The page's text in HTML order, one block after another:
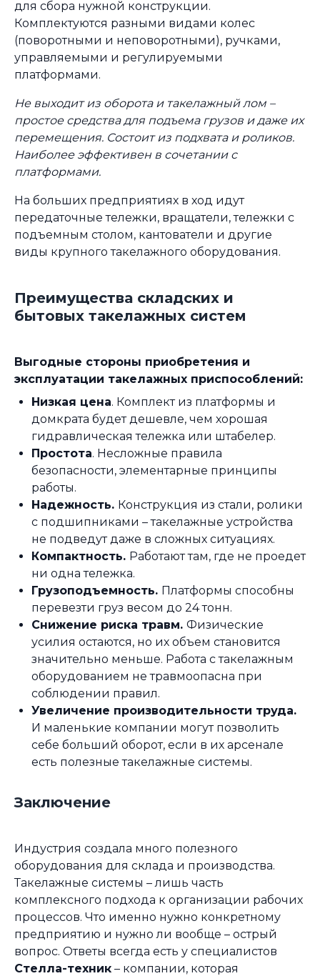
для сбора нужной конструкции.
Комплектуются разными видами колес
(поворотными и неповоротными), ручками,
управляемыми и регулируемыми
платформами.
Не выходит из оборота и такелажный лом –
простое средства для подъема грузов и даже их
перемещения. Состоит из подхвата и роликов.
Наиболее эффективен в сочетании с
платформами.
На больших предприятиях в ход идут
передаточные тележки, вращатели, тележки с
подъемным столом, кантователи и другие
виды крупного такелажного оборудования.
Преимущества складских и
бытовых такелажных систем
Выгодные стороны приобретения и
эксплуатации такелажных приспособлений:
Низкая цена. Комплект из платформы и
домкрата будет дешевле, чем хорошая
гидравлическая тележка или штабелер.
Простота. Несложные правила
безопасности, элементарные принципы
работы.
Надежность. Конструкция из стали, ролики
с подшипниками – такелажные устройства
не подведут даже в сложных ситуациях.
Компактность. Работают там, где не проедет
ни одна тележка.
Грузоподъемность. Платформы способны
перевезти груз весом до 24 тонн.
Снижение риска травм. Физические
усилия остаются, но их объем становится
значительно меньше. Работа с такелажным
оборудованием не травмоопасна при
соблюдении правил.
Увеличение производительности труда.
И маленькие компании могут позволить
себе больший оборот, если в их арсенале
есть полезные такелажные системы.
Заключение
Индустрия создала много полезного
оборудования для склада и производства.
Такелажные системы – лишь часть
комплексного подхода к организации рабочих
процессов. Что именно нужно конкретному
предприятию и нужно ли вообще – острый
вопрос. Ответы всегда есть у специалистов
Стелла-техник – компании, которая